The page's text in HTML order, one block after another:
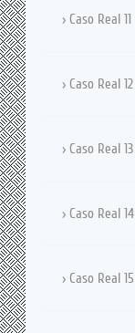
Caso Real 11
Caso Real 12
Caso Real 13
Caso Real 14
Caso Real 15